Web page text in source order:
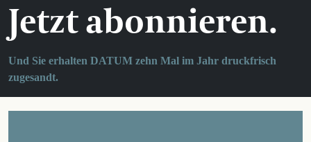
Jetzt abonnieren.
Und Sie erhalten DATUM zehn Mal im Jahr druckfrisch
zugesandt.